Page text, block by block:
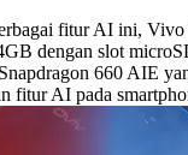
fitur AI ini,
dengan slot
660 AIE
fitur AI pada